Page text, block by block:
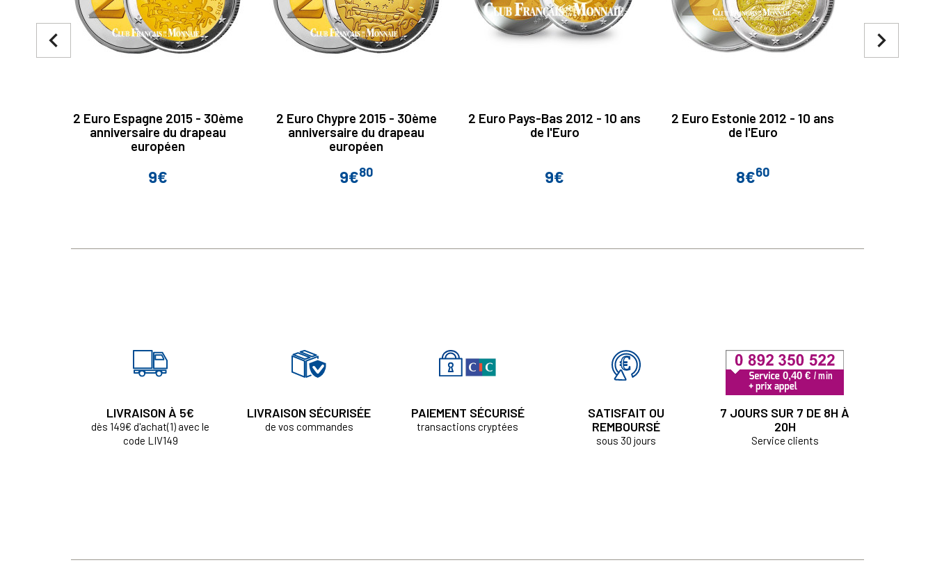
2 Euro Espagne 2015 - 30ème
anniversaire du drapeau
européen
Prix
9€
2 Euro Chypre 2015 - 30ème
anniversaire du drapeau
européen
Prix
9€80
2 Euro Pays-Bas 2012 - 10 ans
de l'Euro
Prix
9€
2 Euro Estonie 2012 - 10 ans
de l'Euro
Prix
8€60
navigate_next
navigate_before
LIVRAISON À 5€
dès 149€ d'achat(1) avec le
code LIV149
LIVRAISON SÉCURISÉE
de vos commandes
PAIEMENT SÉCURISÉ
transactions cryptées
SATISFAIT OU
REMBOURSÉ
sous 30 jours
7 JOURS SUR 7 DE 8H À
20H
Service clients